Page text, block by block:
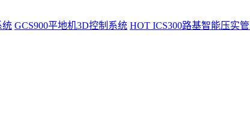
统 GCS900平地机3D控制系统 HOT ICS300路基智能压实